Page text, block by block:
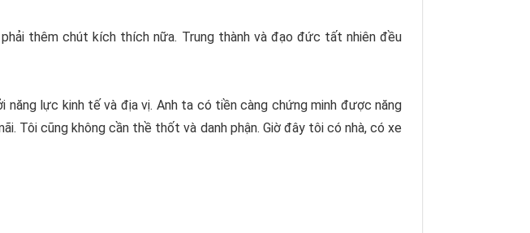
thêm chút kích thích nữa. Trung thành và đạo đức tất nhiên đều
lực kinh tế và địa vị. Anh ta có tiền càng chứng minh được năng
Tôi cũng không cần thề thốt và danh phận. Giờ đây tôi có nhà, có xe